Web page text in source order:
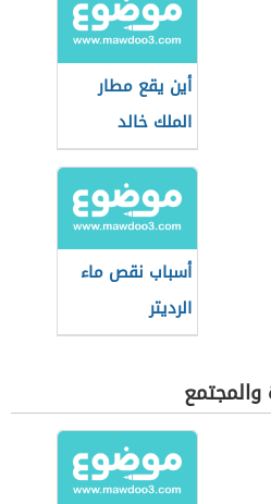
أين يقع مطار
الملك خالد
أسباب نقص ماء
الرديتر